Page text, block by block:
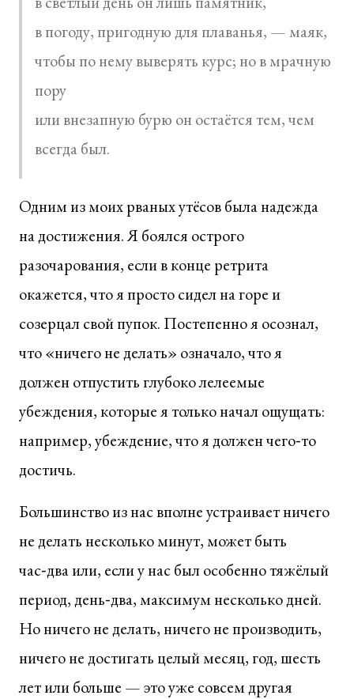
в погоду, пригодную для плаванья, — маяк,
чтобы по нему выверять курс; но в мрачную
пору
или внезапную бурю он остаётся тем, чем
всегда был.
Одним из моих рваных утёсов была надежда
на достижения. Я боялся острого
разочарования, если в конце ретрита
окажется, что я просто сидел на горе и
созерцал свой пупок. Постепенно я осознал,
что «ничего не делать» означало, что я
должен отпустить глубоко лелеемые
убеждения, которые я только начал ощущать:
например, убеждение, что я должен чего‑то
достичь.
Большинство из нас вполне устраивает ничего
не делать несколько минут, может быть
час‑два или, если у нас был особенно тяжёлый
период, день‑два, максимум несколько дней.
Но ничего не делать, ничего не производить,
ничего не достигать целый месяц, год, шесть
лет или больше — это уже совсем другая